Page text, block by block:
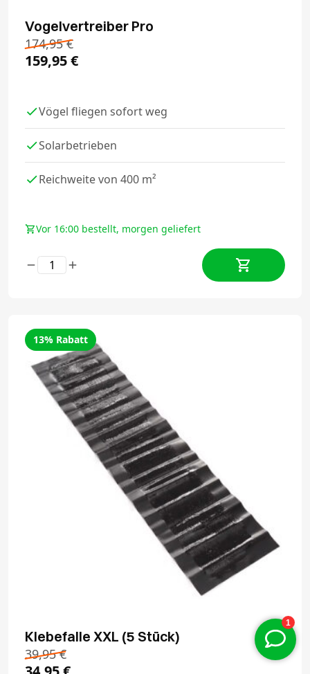
Vogelvertreiber Pro
174,95€
159,95€
Vögel fliegen sofort weg
Solarbetrieben
Reichweite von 400 m²
Vor 16:00 bestellt, morgen geliefert
13% Rabatt
Klebefalle XXL (5 Stück)
39,95€